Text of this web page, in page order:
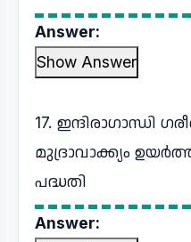
Answer:
Show Answer
17. ഇന്ദിരാഗാന്ധി
മുദ്രാവാക്ക്യം
പദ്ധതി
Answer: